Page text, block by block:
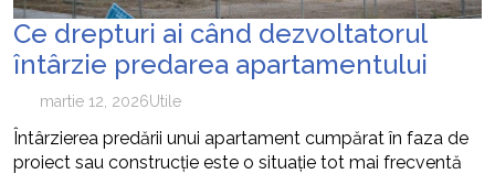
Ce drepturi ai când dezvoltatorul
întârzie predarea apartamentului
martie 12, 2026Utile
Întârzierea predării unui apartament cumpărat în faza de
proiect sau construcție este o situație tot mai frecventă